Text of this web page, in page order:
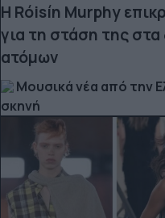
Η Róisín Murphy
για τη στάση της
ατόμων
Μουσικά νέα από την
σκηνή